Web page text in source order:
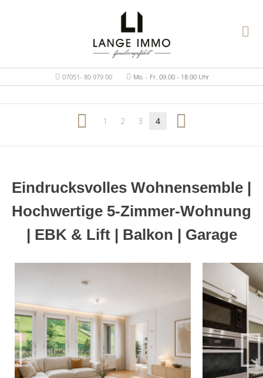
07051- 80 979 00 Mo. - Fr. 09.00 - 18.00 Uhr
1 2 3 4
Eindrucksvolles Wohnensemble |
Hochwertige 5-Zimmer-Wohnung
| EBK & Lift | Balkon | Garage